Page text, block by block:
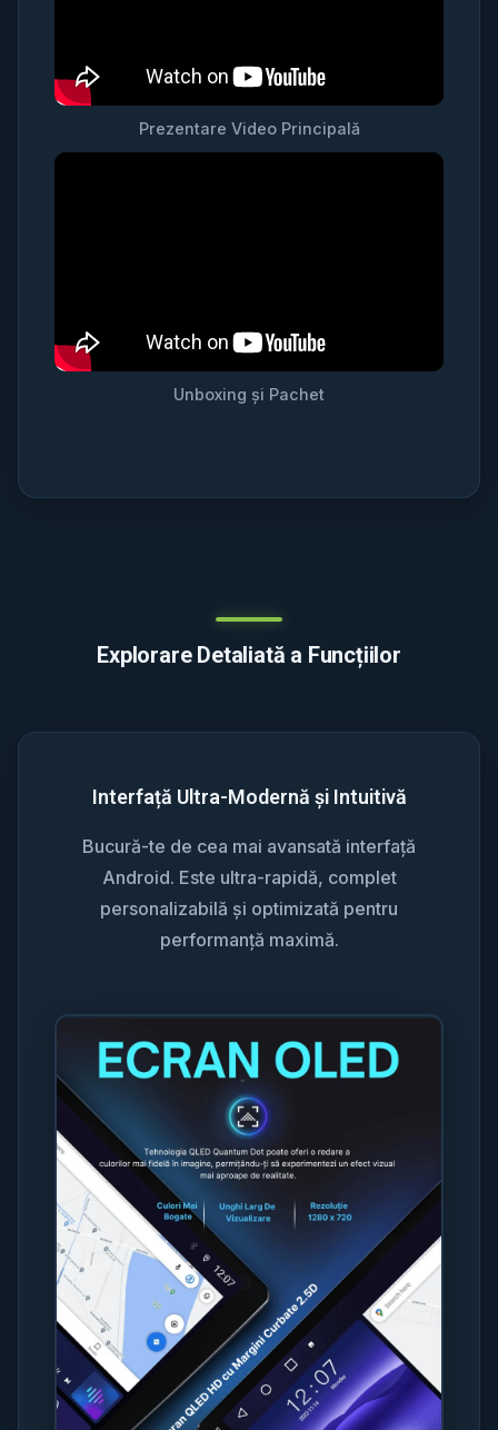
Prezentare Video Principală
Unboxing și Pachet
Explorare Detaliată a Funcțiilor
Interfață Ultra-Modernă și Intuitivă
Bucură-te de cea mai avansată interfață
Android. Este ultra-rapidă, complet
personalizabilă și optimizată pentru
performanță maximă.